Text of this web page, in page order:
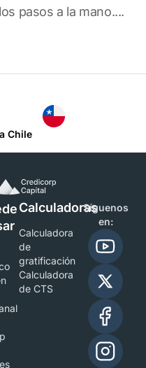
pasos a la mano....
Chile
Calculadoras
Calculadora
de
gratificación
Calculadora
de CTS
Síguenos
en: